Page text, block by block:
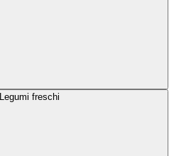
Legumi freschi